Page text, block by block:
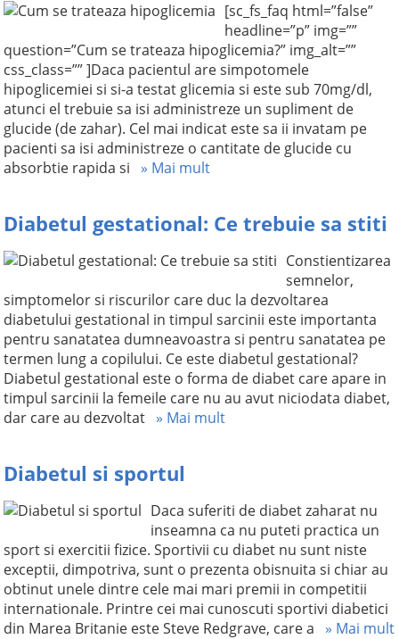
[sc_fs_faq html=”false”
headline=”p” img=””
question=”Cum se trateaza hipoglicemia?” img_alt=””
css_class=”” ]Daca pacientul are simpotomele
hipoglicemiei si si-a testat glicemia si este sub 70mg/dl,
atunci el trebuie sa isi administreze un supliment de
glucide (de zahar). Cel mai indicat este sa ii invatam pe
pacienti sa isi administreze o cantitate de glucide cu
absorbtie rapida si » Mai mult
Diabetul gestational: Ce trebuie sa stiti
Constientizarea
semnelor,
simptomelor si riscurilor care duc la dezvoltarea
diabetului gestational in timpul sarcinii este importanta
pentru sanatatea dumneavoastra si pentru sanatatea pe
termen lung a copilului. Ce este diabetul gestational?
Diabetul gestational este o forma de diabet care apare in
timpul sarcinii la femeile care nu au avut niciodata diabet,
dar care au dezvoltat » Mai mult
Diabetul si sportul
Daca suferiti de diabet zaharat nu
inseamna ca nu puteti practica un
sport si exercitii fizice. Sportivii cu diabet nu sunt niste
exceptii, dimpotriva, sunt o prezenta obisnuita si chiar au
obtinut unele dintre cele mai mari premii in competitii
internationale. Printre cei mai cunoscuti sportivi diabetici
din Marea Britanie este Steve Redgrave, care a » Mai mult